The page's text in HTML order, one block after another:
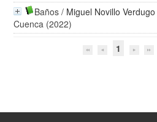
Baños / Miguel Novillo Verdugo
Cuenca (2022)
1